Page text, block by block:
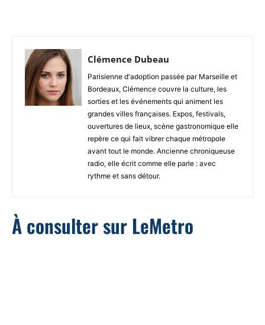
Clémence Dubeau
Parisienne d'adoption passée par Marseille et
Bordeaux, Clémence couvre la culture, les
sorties et les événements qui animent les
grandes villes françaises. Expos, festivals,
ouvertures de lieux, scène gastronomique elle
repère ce qui fait vibrer chaque métropole
avant tout le monde. Ancienne chroniqueuse
radio, elle écrit comme elle parle : avec
rythme et sans détour.
À consulter sur LeMetro